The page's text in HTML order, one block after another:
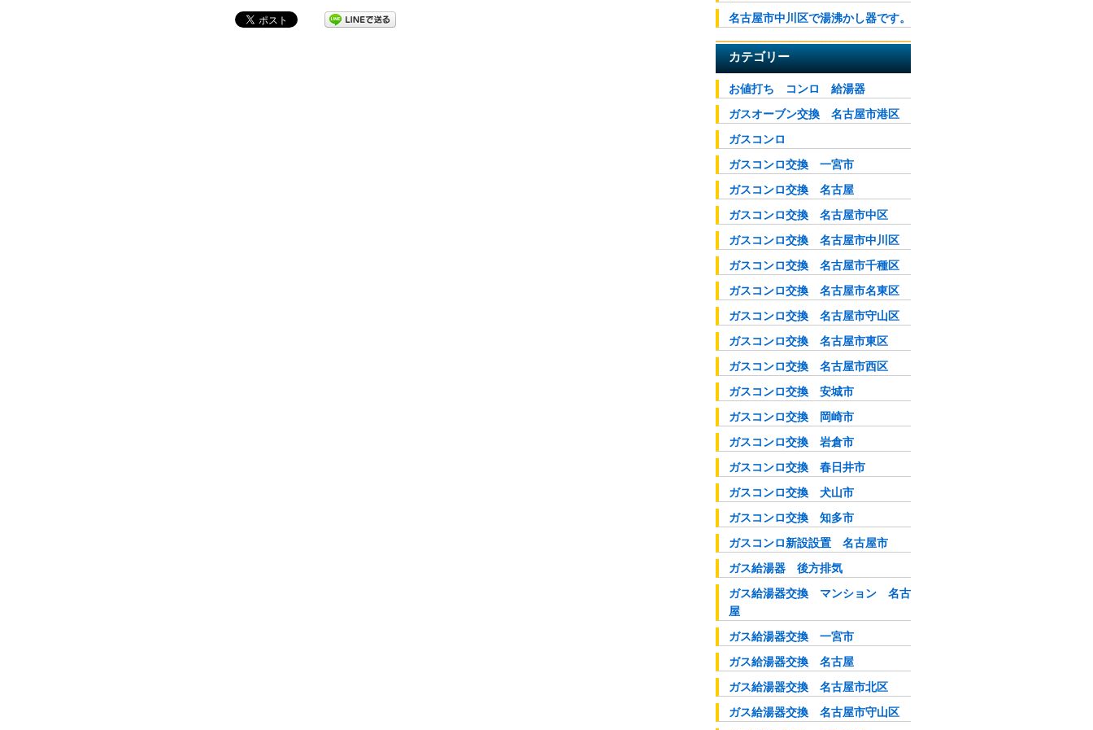
名古屋市中川区で湯沸かし器です。
カテゴリー
お値打ち コンロ 給湯器
ガスオーブン交換 名古屋市港区
ガスコンロ
ガスコンロ交換 一宮市
ガスコンロ交換 名古屋
ガスコンロ交換 名古屋市中区
ガスコンロ交換 名古屋市中川区
ガスコンロ交換 名古屋市千種区
ガスコンロ交換 名古屋市名東区
ガスコンロ交換 名古屋市守山区
ガスコンロ交換 名古屋市東区
ガスコンロ交換 名古屋市西区
ガスコンロ交換 安城市
ガスコンロ交換 岡崎市
ガスコンロ交換 岩倉市
ガスコンロ交換 春日井市
ガスコンロ交換 犬山市
ガスコンロ交換 知多市
ガスコンロ新設設置 名古屋市
ガス給湯器 後方排気
ガス給湯器交換 マンション 名古
屋
ガス給湯器交換 一宮市
ガス給湯器交換 名古屋
ガス給湯器交換 名古屋市北区
ガス給湯器交換 名古屋市守山区